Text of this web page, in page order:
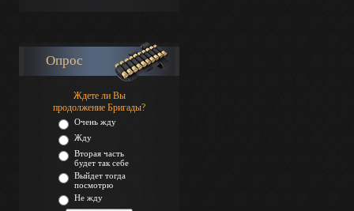
Опрос
Ждете ли Вы
продолжение Бригады?
Очень жду
Жду
Вторая часть
будет так себе
Выйдет тогда
посмотрю
Не жду